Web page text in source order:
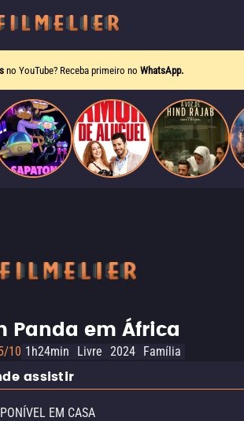
no YouTube? Receba primeiro no WhatsApp.
Panda em África
10 1h24min Livre 2024 Família
assistir
EM CASA